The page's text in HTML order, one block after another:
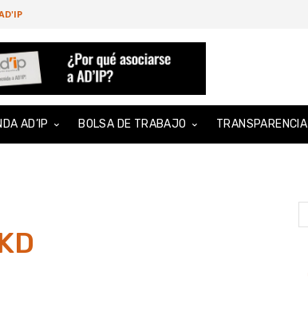
AD’IP BOLSA DE TRABAJO TRANSPARENCIA